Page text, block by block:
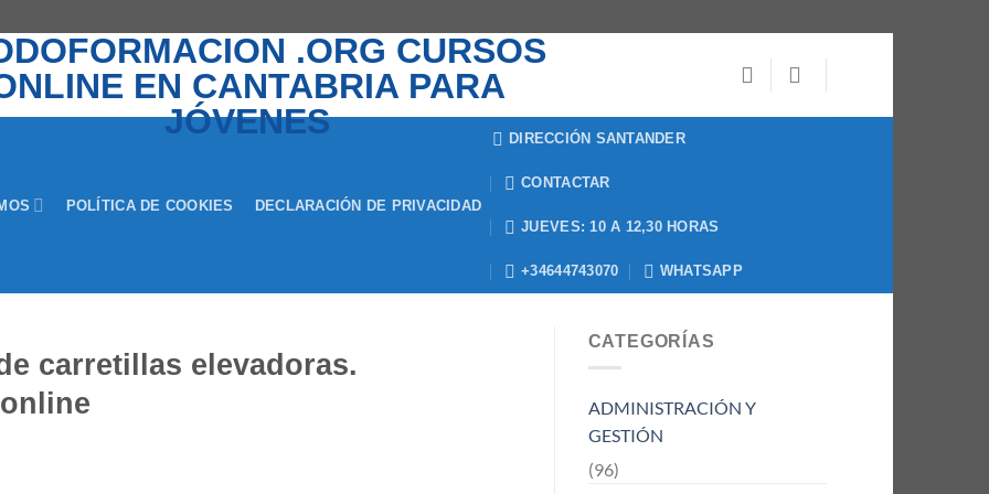
POLÍTICA DE COOKIES DECLARACIÓN DE PRIVACIDAD
DIRECCIÓN SANTANDER
CONTACTAR
JUEVES: 10 A 12,30 HORAS
+34644743070 WHATSAPP
carretillas elevadoras.
CATEGORÍAS
ADMINISTRACIÓN Y
GESTIÓN
(96)